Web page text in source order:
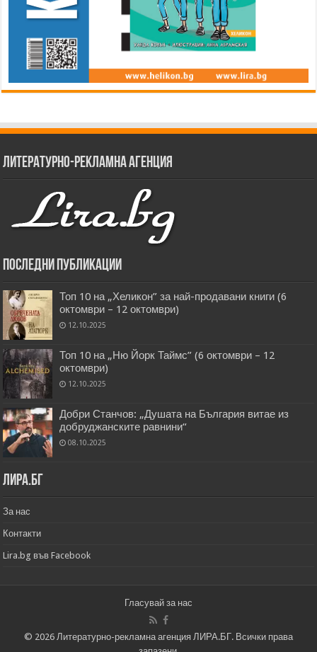
Литературно-рекламна агенция
Последни публикации
Топ 10 на „Хеликон” за най-продавани книги (6
октомври – 12 октомври)
12.10.2025
Топ 10 на „Ню Йорк Таймс” (6 октомври – 12
октомври)
12.10.2025
Добри Станчов: „Душата на България витае из
добруджанските равнини“
08.10.2025
Лира.бг
За нас
Контакти
Lira.bg във Facebook
Гласувай за нас
© 2026 Литературно-рекламна агенция ЛИРА.БГ. Всички права